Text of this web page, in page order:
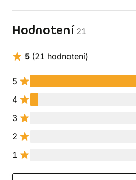
Hodnotení 21
5 (21 hodnotení)
5
4
3
2
1